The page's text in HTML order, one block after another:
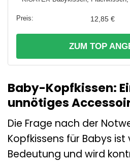
12,85 €
ZUM TOP
Baby-Kopfkissen:
unnötiges
Die Frage nach der
Kopfkissens für Babys
Bedeutung und wird